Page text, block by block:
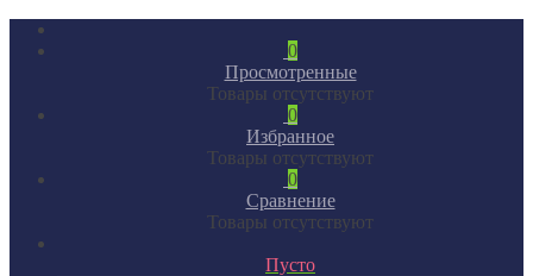
0
Просмотренные
Товары отсутствуют
0
Избранное
Товары отсутствуют
0
Сравнение
Товары отсутствуют
Пусто